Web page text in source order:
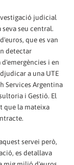
judicial
seu central.
que es van
detectar
i en
a una UTE
Services Argentina
i Gestió. El
que la mateixa
servei però,
es detallava